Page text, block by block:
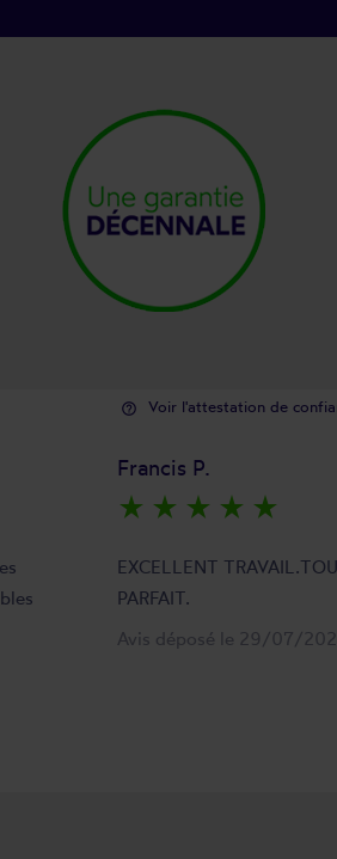
help_outline Voir l'attestation de
Francis P.
star_rate star_rate star_rate star_rate star_rate
EXCELLENT
PARFAIT.
Avis déposé le 29/07/